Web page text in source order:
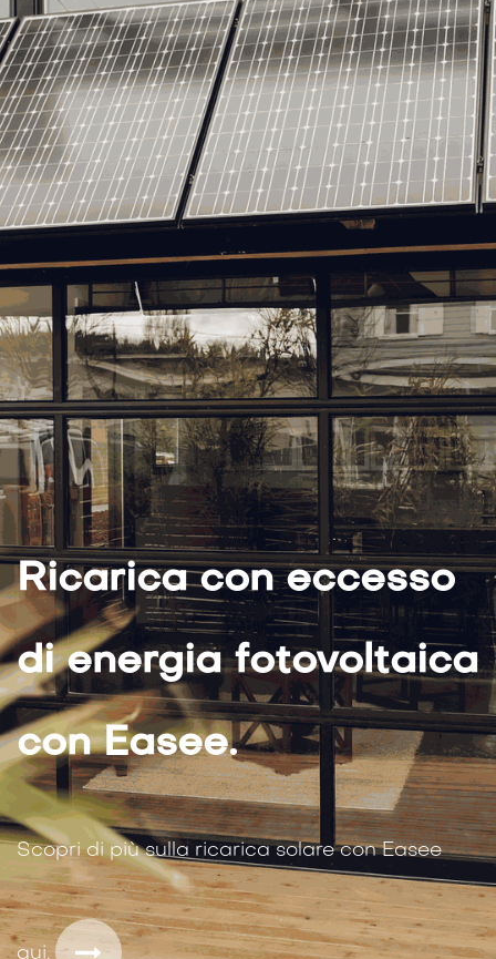
Ricarica con eccesso
di energia fotovoltaica
con Easee.
Scopri di più sulla ricarica solare con Easee
qui.